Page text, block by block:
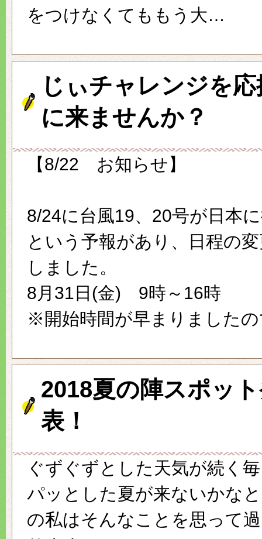
をつけなくてももう大…
じぃチャレンジを
に来ませんか？
【8/22 お知らせ】
8/24に台風19、20号が日本
という予報があり、日程の
しました。
8月31日(金) 9時～16時
※開始時間が早まりました
2018夏の陣スポッ
表！
ぐずぐずとした天気が続く
パッとした夏が来ないかな
の私はそんなことを思って